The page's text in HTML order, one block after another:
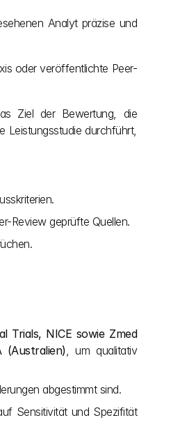
Analyt präzise und
oder veröffentlichte Peer-
Ziel der Bewertung, die
Leistungsstudie durchführt,
Review geprüfte Quellen.
Trials, NICE sowie Zmed
(Australien), um qualitativ
abgestimmt sind.
Sensitivität und Spezifität